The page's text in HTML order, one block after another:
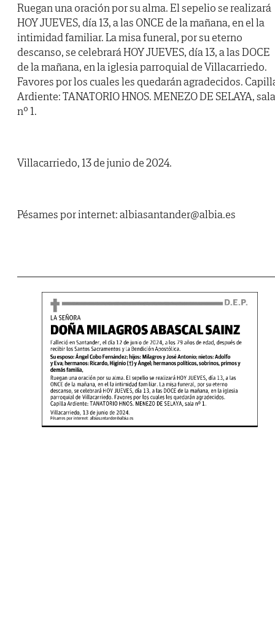
Ruegan una oración por su alma. El sepelio se realizará
HOY JUEVES, día 13, a las ONCE de la mañana, en el la
intimidad familiar. La misa funeral, por su eterno
descanso, se celebrará HOY JUEVES, día 13, a las DOCE
de la mañana, en la iglesia parroquial de Villacarriedo.
Favores por los cuales les quedarán agradecidos.
Ardiente: TANATORIO HNOS. MENEZO DE SELAYA, sala
nº 1.
Villacarriedo, 13 de junio de 2024.
Pésames por internet: albiasantander@albia.es